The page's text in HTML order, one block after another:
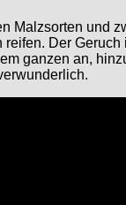
Malzsorten und
Der
ganzen an,